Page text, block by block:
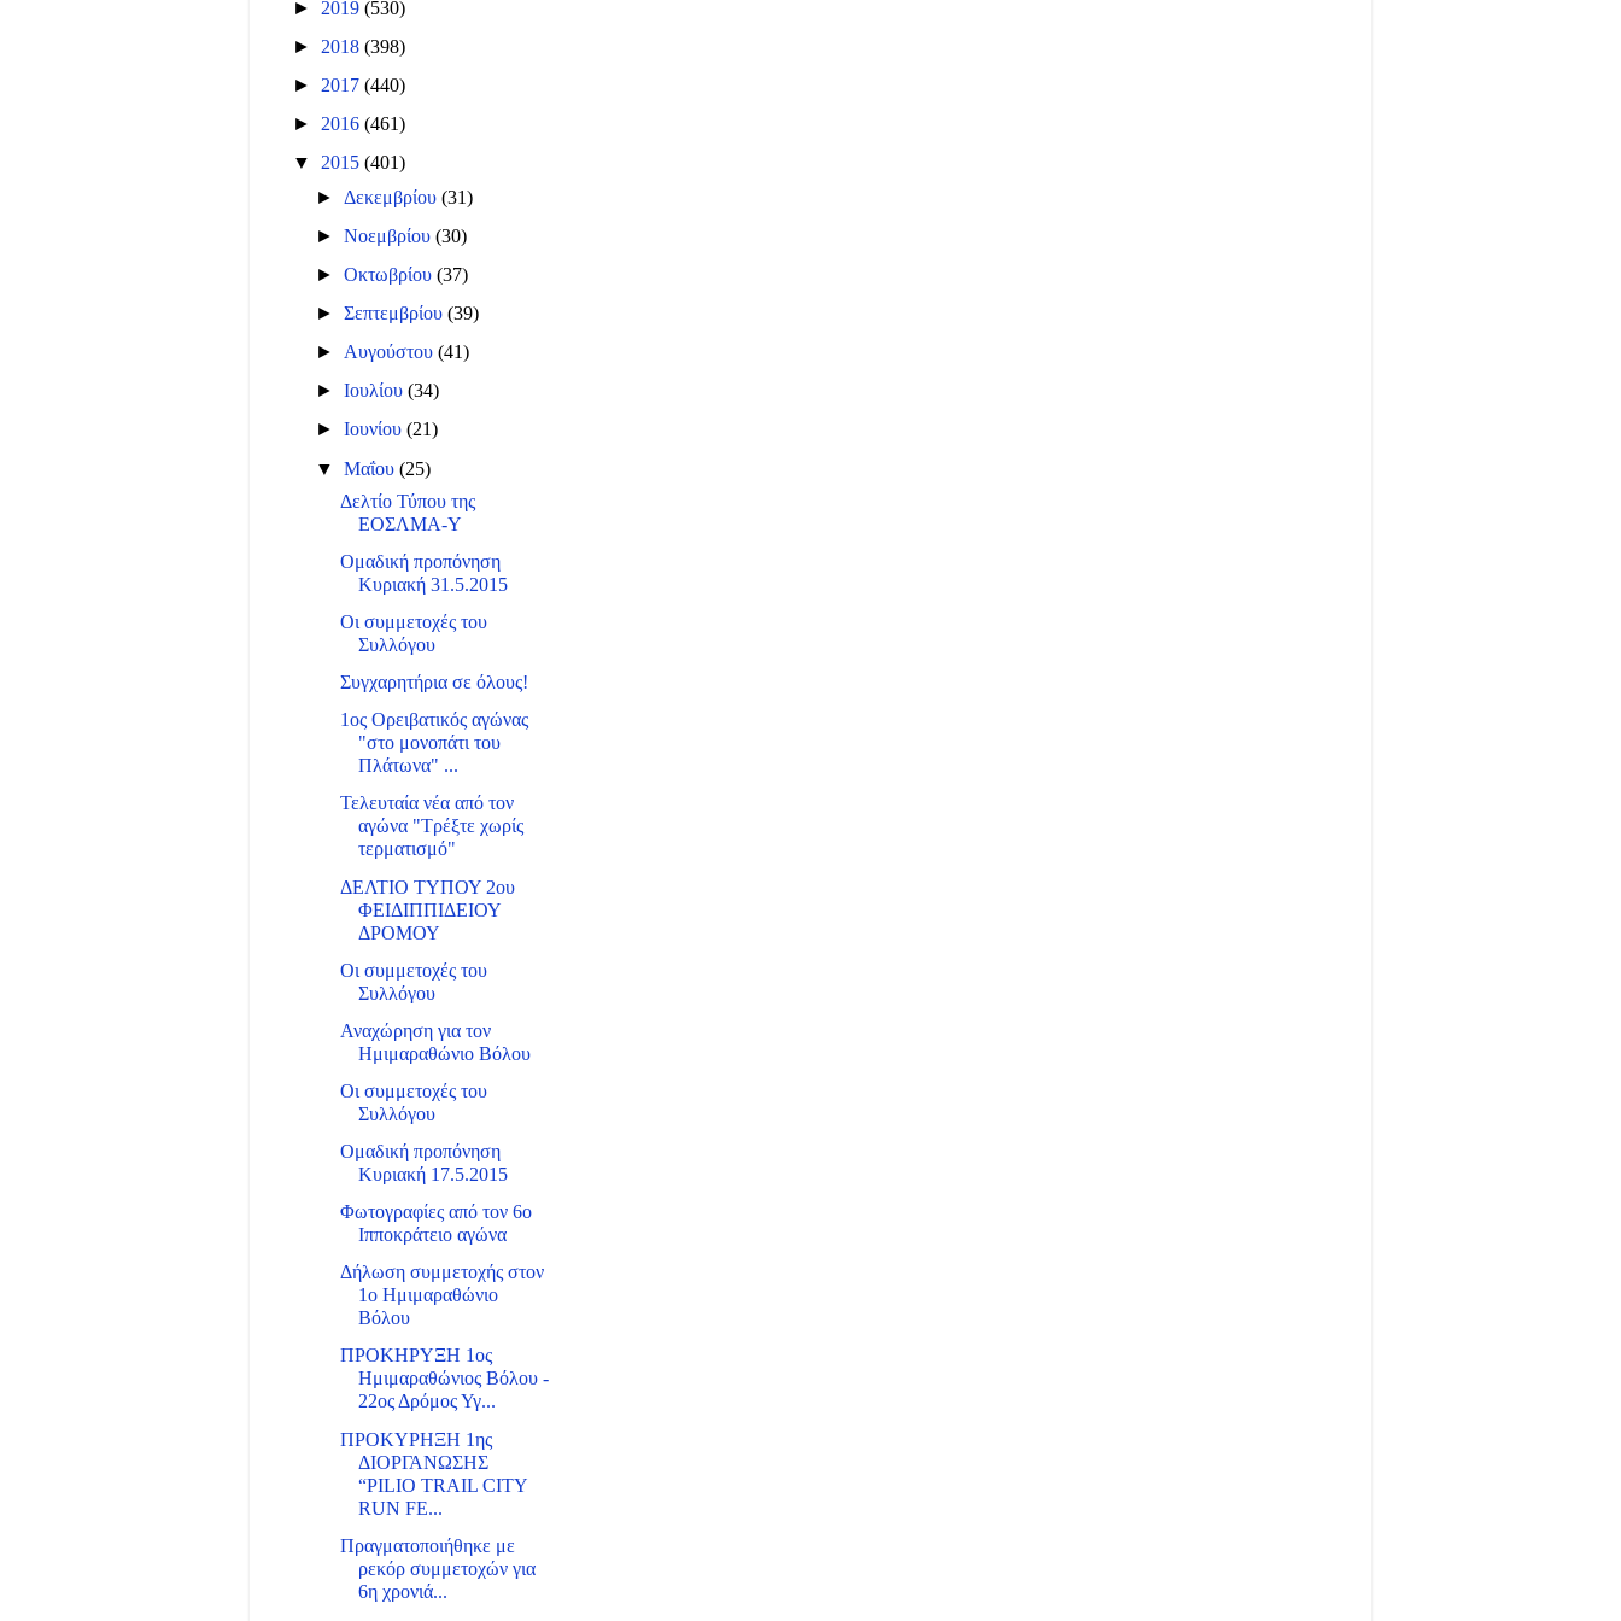
► 2019 (530)
► 2018 (398)
► 2017 (440)
► 2016 (461)
▼ 2015 (401)
► Δεκεμβρίου(31)
►Νοεμβρίου(30)
►Οκτωβρίου(37)
►Σεπτεμβρίου(39)
► Αυγούστου(41)
►Ιουλίου(34)
►Ιουνίου(21)
▼Μαΐου(25)
Δελτίο Τύπου της
ΕΟΣΛΜΑ-Υ
Ομαδική προπόνηση
Κυριακή 31.5.2015
Οι συμμετοχές του
Συλλόγου
Συγχαρητήρια σε όλους!
1ος Ορειβατικός αγώνας
"στο μονοπάτι του
Πλάτωνα" ...
Τελευταία νέα από τον
αγώνα "Τρέξτε χωρίς
τερματισμό"
ΔΕΛΤΙΟ ΤΥΠΟΥ 2ου
ΦΕΙΔΙΠΠΙΔΕΙΟΥ
ΔΡΟΜΟΥ
Οι συμμετοχές του
Συλλόγου
Αναχώρηση για τον
Ημιμαραθώνιο Βόλου
Οι συμμετοχές του
Συλλόγου
Ομαδική προπόνηση
Κυριακή 17.5.2015
Φωτογραφίες από τον 6ο
Ιπποκράτειο αγώνα
Δήλωση συμμετοχής στον
1ο Ημιμαραθώνιο
Βόλου
ΠΡΟΚΗΡΥΞΗ 1ος
Ημιμαραθώνιος Βόλου -
22ος Δρόμος Υγ...
ΠΡΟΚΥΡΗΞΗ 1ης
ΔΙΟΡΓΑΝΩΣΗΣ
“PILIO TRAIL CITY
RUN FE...
Πραγματοποιήθηκε με
ρεκόρ συμμετοχών για
6η χρονιά...